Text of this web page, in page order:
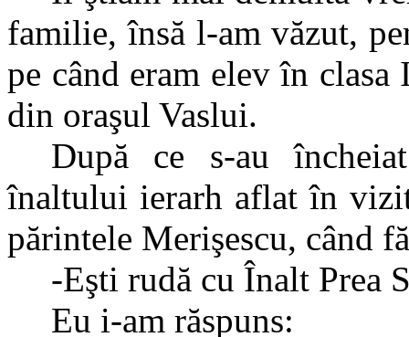
familie, însă l-am văzut,
pe când eram elev în
din oraşul Vaslui.
După ce s-au
înaltului ierarh aflat în
părintele Merişescu, când
-Eşti rudă cu Înalt Prea
Eu i-am răspuns: